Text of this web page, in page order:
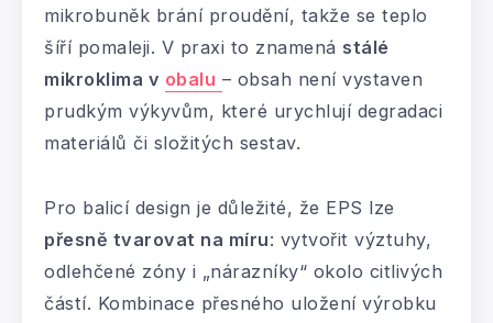
mikrobuněk brání proudění, takže se teplo
šíří pomaleji. V praxi to znamená stálé
mikroklima v obalu – obsah není vystaven
prudkým výkyvům, které urychlují degradaci
materiálů či složitých sestav.
Pro balicí design je důležité, že EPS lze
přesně tvarovat na míru: vytvořit výztuhy,
odlehčené zóny i „nárazníky“ okolo citlivých
částí. Kombinace přesného uložení výrobku